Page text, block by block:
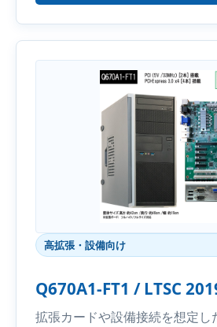
高拡張・設備向け
Q670A1-FT1 / LTSC
拡張カードや設備接続を想定し